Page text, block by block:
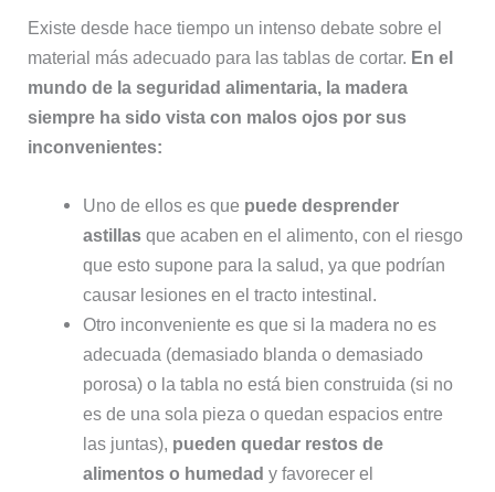
Existe desde hace tiempo un intenso debate sobre el
material más adecuado para las tablas de cortar. En el
mundo de la seguridad alimentaria, la madera
siempre ha sido vista con malos ojos por sus
inconvenientes:
Uno de ellos es que puede desprender
astillasque acaben en el alimento, con el riesgo
que esto supone para la salud, ya que podrían
causar lesiones en el tracto intestinal.
Otro inconveniente es que si la madera no es
adecuada (demasiado blanda o demasiado
porosa) o la tabla no está bien construida (si no
es de una sola pieza o quedan espacios entre
las juntas), pueden quedar restos de
alimentos o humedad y favorecer el